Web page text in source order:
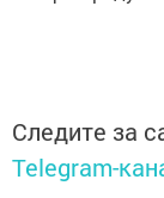
Следите за
Telegram-